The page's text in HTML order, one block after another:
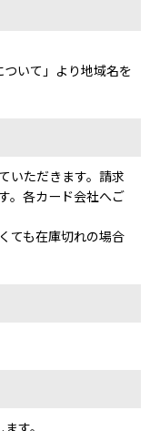
いて」より地域名を
いただきます。請求
。各カード会社へご
ても在庫切れの場合
す。